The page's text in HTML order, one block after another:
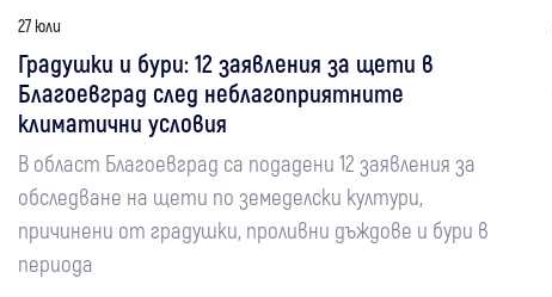
27 юли
Градушки и бури: 12 заявления за щети в
Благоевград след неблагоприятните
климатични условия
В област Благоевград са подадени 12 заявления за
обследване на щети по земеделски култури,
причинени от градушки, проливни дъждове и бури в
периода